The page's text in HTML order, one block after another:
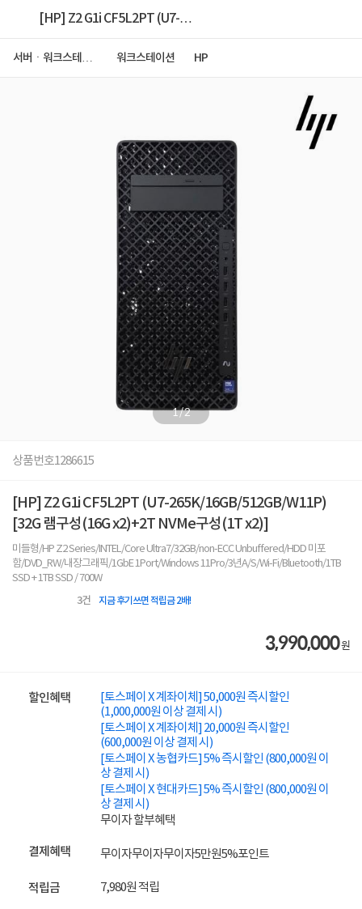
[HP] Z2 G1i CF5L2PT (U7-
서버ㆍ워크스테이
워크스테이션 HP
1/2
상품번호1286615
[HP] Z2 G1i CF5L2PT (U7-265K/16GB/512GB/W11P)
[32G 램구성(16G x2)+2T NVMe구성(1T x2)]
미들형/HP Z2 Series/INTEL/Core Ultra7/32GB/non-ECC Unbuffered/HDD 미포
함/DVD_RW/내장그래픽/1GbE 1Port/Windows 11Pro/3년A/S/Wi-Fi/Bluetooth/1TB
SSD + 1TB SSD / 700W
3건 지금 후기쓰면 적립금 2배!
3,990,000원
할인혜택
[토스페이 X 계좌이체] 50,000원 즉시할인
(1,000,000원 이상 결제 시)
[토스페이 X 계좌이체] 20,000원 즉시할인
(600,000원 이상 결제 시)
[토스페이 X 농협카드] 5% 즉시할인 (800,000원 이
상 결제 시)
[토스페이 X 현대카드] 5% 즉시할인 (800,000원 이
상 결제 시)
무이자 할부혜택
결제혜택 무이자무이자무이자5만원5%포인트
적립금 7,980원 적립